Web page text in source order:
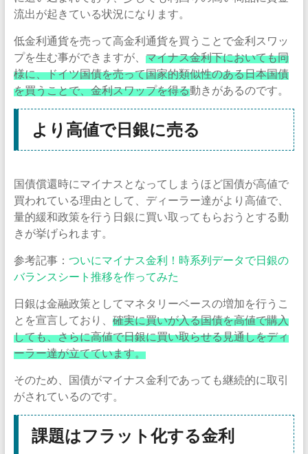
流出が起きている状況になります。
低金利通貨を売って高金利通貨を買うことで金利スワッ
プを生む事ができますが、 マイナス金利下においても同
様に、ドイツ国債を売って国家的類似性のある日本国債
を買うことで、金利スワップを得る動きがあるのです。
より高値で日銀に売る
国債償還時にマイナスとなってしまうほど国債が高値で
買われている理由として、ディーラー達がより高値で、
量的緩和政策を行う日銀に買い取ってもらおうとする動
きが挙げられます。
参考記事： ついにマイナス金利！時系列データで日銀の
バランスシート推移を作ってみた
日銀は金融政策としてマネタリーベースの増加を行うこ
とを宣言しており、 確実に買いが入る国債を高値で購入
しても、さらに高値で日銀に買い取らせる見通しをディ
ーラー達が立てています。
そのため、国債がマイナス金利であっても継続的に取引
がされているのです。
課題はフラット化する金利